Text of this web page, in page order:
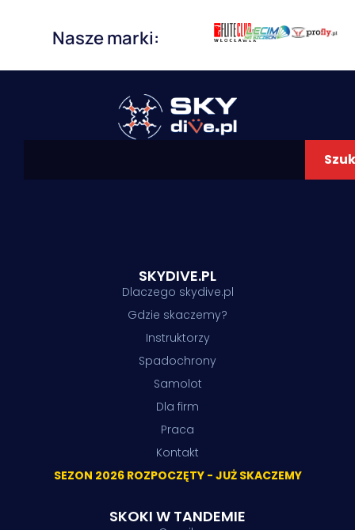
Nasze marki:
SKYDIVE.PL
Dlaczego skydive.pl
Gdzie skaczemy?
Instruktorzy
Spadochrony
Samolot
Dla firm
Praca
Kontakt
SEZON 2026 ROZPOCZĘTY - JUŻ SKACZEMY
SKOKI W TANDEMIE